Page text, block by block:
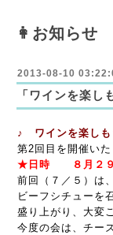
👩お知らせ
2013-08-10
「ワインを楽し
♪ ワインを楽し
第2回目を開催いた
★日時 ８月２９
前回（７／５）は
ビーフシチューを
盛り上がり、大変
今度の会は、チー